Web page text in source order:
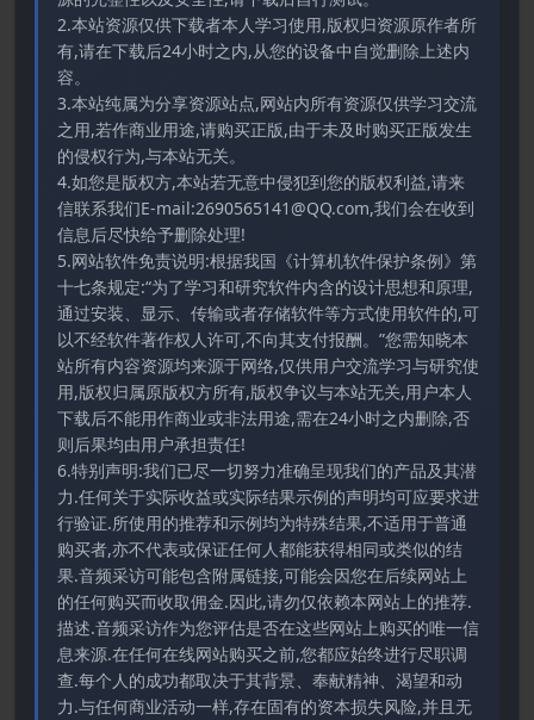
2.本站资源仅供下载者本人学习使用,版权归资源原作者所
有,请在下载后24小时之内,从您的设备中自觉删除上述内
容。
3.本站纯属为分享资源站点,网站内所有资源仅供学习交流
之用,若作商业用途,请购买正版,由于未及时购买正版发生
的侵权行为,与本站无关。
4.如您是版权方,本站若无意中侵犯到您的版权利益,请来
信联系我们E-mail:2690565141@QQ.com,我们会在收到
信息后尽快给予删除处理!
5.网站软件免责说明:根据我国《计算机软件保护条例》第
十七条规定:“为了学习和研究软件内含的设计思想和原理,
通过安装、显示、传输或者存储软件等方式使用软件的,可
以不经软件著作权人许可,不向其支付报酬。”您需知晓本
站所有内容资源均来源于网络,仅供用户交流学习与研究使
用,版权归属原版权方所有,版权争议与本站无关,用户本人
下载后不能用作商业或非法用途,需在24小时之内删除,否
则后果均由用户承担责任!
6.特别声明:我们已尽一切努力准确呈现我们的产品及其潜
力.任何关于实际收益或实际结果示例的声明均可应要求进
行验证.所使用的推荐和示例均为特殊结果,不适用于普通
购买者,亦不代表或保证任何人都能获得相同或类似的结
果.音频采访可能包含附属链接,可能会因您在后续网站上
的任何购买而收取佣金.因此,请勿仅依赖本网站上的推荐.
描述.音频采访作为您评估是否在这些网站上购买的唯一信
息来源.在任何在线网站购买之前,您都应始终进行尽职调
查.每个人的成功都取决于其背景、奉献精神、渴望和动
力.与任何商业活动一样,存在固有的资本损失风险,并且无